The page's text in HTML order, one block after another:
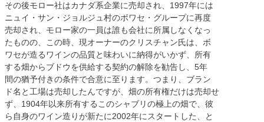
その後モロー社はカナダ系企業に売却され、1997年には
ニュイ・サン・ジョルジュ村のボワセ・グループに再度
売却され、モロー家の一員は誰も会社に所属しなくなっ
たものの、この時、現オーナーのクリスチャン氏は、ボ
ワセが造るワインの品質と味わいに納得がいかず、所有
する畑からブドウを供給する契約の解除を勧告し、5年
間の猶予付きの条件で合意に至ります。つまり、ブラン
ド名と工場は売却したんですが、畑の所有権だけは売却せ
ず、1904年以来所有するこのシャブリの極上の畑で、彼
ら自身のワイン造りが新たに2002年にスタートした、と